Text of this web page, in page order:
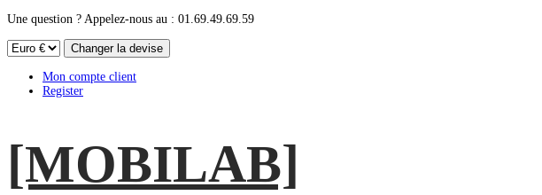
Une question ? Appelez-nous au : 01.69.49.69.59
Mon compte client
Register
[MOBILAB]